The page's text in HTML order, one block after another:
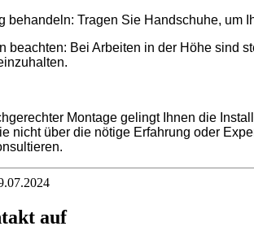
behandeln: Tragen Sie Handschuhe, um
beachten: Bei Arbeiten in der Höhe sind
Montage gelingt Ihnen die
nicht über die nötige Erfahrung oder
auf